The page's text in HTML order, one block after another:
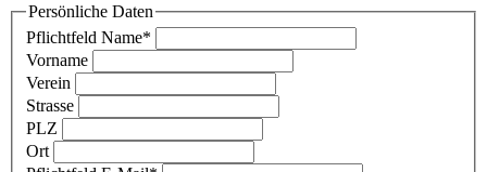
Persönliche Daten
Pflichtfeld Name*
Vorname
Verein
Strasse
PLZ
Ort